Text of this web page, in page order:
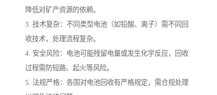
降低对矿产资源的依赖。
3. 技术复杂：不同类型电池（如铅酸、离子）需不同回
收技术，处理流程复杂。
4. 安全风险：电池可能残留电量或发生化学反应，回收
过程需防短路、起火等风险。
5. 法规严格：各国对电池回收有严格规定，需合规处理